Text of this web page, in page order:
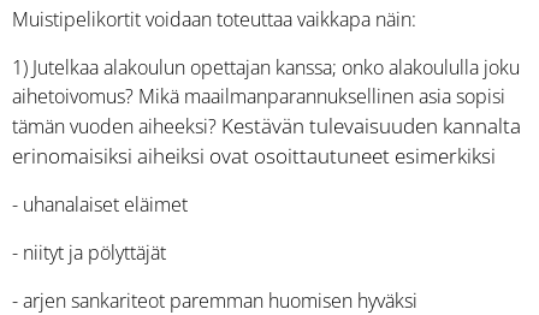
Muistipelikortit voidaan toteuttaa vaikkapa näin:
1) Jutelkaa alakoulun opettajan kanssa; onko alakoululla joku
aihetoivomus? Mikä maailmanparannuksellinen asia sopisi
tämän vuoden aiheeksi? Kestävän tulevaisuuden kannalta
erinomaisiksi aiheiksi ovat osoittautuneet esimerkiksi
- uhanalaiset eläimet
- niityt ja pölyttäjät
- arjen sankariteot paremman huomisen hyväksi